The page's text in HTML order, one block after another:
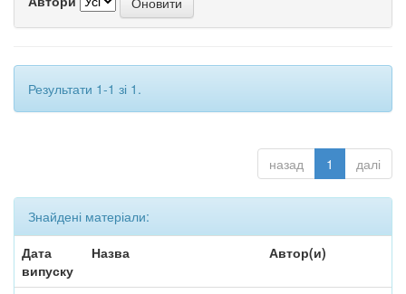
Результати 1-1 зі 1.
назад 1 далі
Знайдені матеріали:
Дата
випуску
Назва Автор(и)